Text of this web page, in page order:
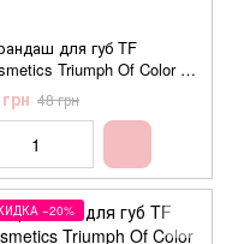
для губ TF
Triumph Of Color W-
№205 Dark neutral
темный)
48 грн
−20%